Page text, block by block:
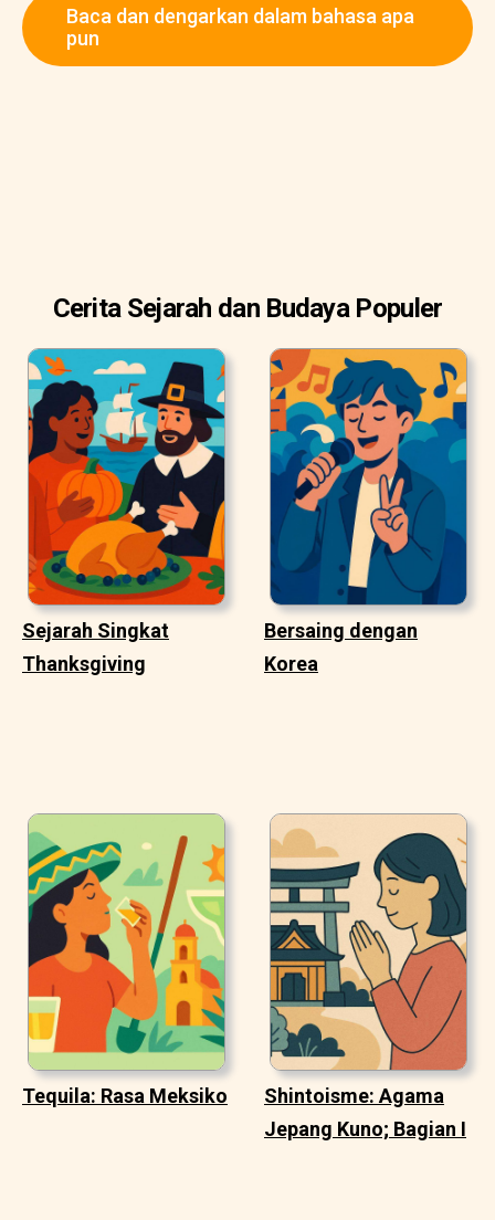
Baca dan dengarkan dalam bahasa apa
pun
Cerita Sejarah dan Budaya Populer
Sejarah Singkat
Thanksgiving
Bersaing dengan
Korea
Tequila: Rasa Meksiko
Shintoisme: Agama
Jepang Kuno; Bagian I